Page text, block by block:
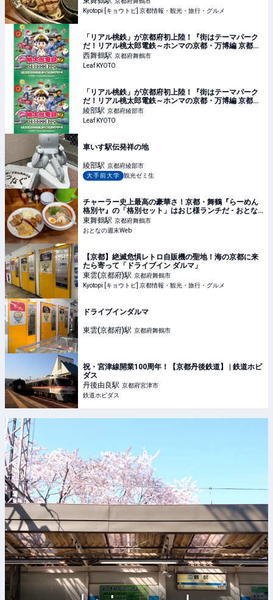
Kyotopi [キョウトピ] 京都情報・観光・旅行・グルメ
「リアル桃鉄」が京都府初上陸！『街はテーマパーク
だ！リアル桃太郎電鉄～ホンマの京都・万博編 京都を
遊ぼう！万博クイズ旅ですぞ～！』が開催／京都府内
各所
西舞鶴駅 京都府舞鶴市
Leaf KYOTO
「リアル桃鉄」が京都府初上陸！『街はテーマパーク
だ！リアル桃太郎電鉄～ホンマの京都・万博編 京都を
遊ぼう！万博クイズ旅ですぞ～！』が開催／京都府内
各所
綾部駅 京都府綾部市
Leaf KYOTO
車いす駅伝発祥の地
綾部駅 京都府綾部市
大手前大学
観光ゼミ生
チャーラー史上最高の豪華さ！京都・舞鶴『らーめん
格別ヤ』の「格別セット」はおじ様ランチだ - おとな
の週末Web
東舞鶴駅 京都府舞鶴市
おとなの週末Web
【京都】絶滅危惧レトロ自販機の聖地！海の京都に来
たら寄って「ドライブイン ダルマ」
東雲(京都府)駅 京都府舞鶴市
Kyotopi [キョウトピ] 京都情報・観光・旅行・グルメ
ドライブインダルマ
東雲(京都府)駅 京都府舞鶴市
祝・宮津線開業100周年！【京都丹後鉄道】 | 鉄道ホビ
ダス
丹後由良駅 京都府宮津市
鉄道ホビダス